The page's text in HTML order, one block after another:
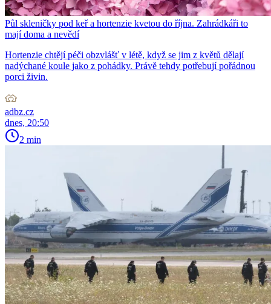
Půl skleničky pod keř a hortenzie kvetou do října. Zahrádkáři to
mají doma a nevědí
Hortenzie chtějí péči obzvlášť v létě, když se jim z květů dělají
nadýchané koule jako z pohádky. Právě tehdy potřebují pořádnou
porci živin.
adbz.cz
dnes, 20:50
2 min